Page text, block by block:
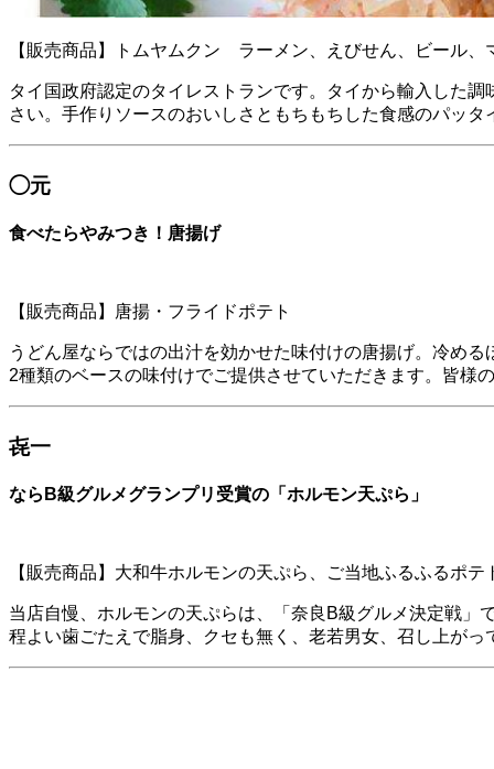
【販売商品】トムヤムクン ラーメン、えびせん、ビール、
タイ国政府認定のタイレストランです。タイから輸入した
さい。手作りソースのおいしさともちもちした食感のパッ
◯元
食べたらやみつき！唐揚げ
【販売商品】唐揚・フライドポテト
うどん屋ならではの出汁を効かせた味付けの唐揚げ。冷め
2種類のベースの味付けでご提供させていただきます。皆様
㐂一
ならB級グルメグランプリ受賞の「ホルモン天ぷら」
【販売商品】大和牛ホルモンの天ぷら、ご当地ふるふるポ
当店自慢、ホルモンの天ぷらは、「奈良B級グルメ決定戦」
程よい歯ごたえで脂身、クセも無く、老若男女、召し上が